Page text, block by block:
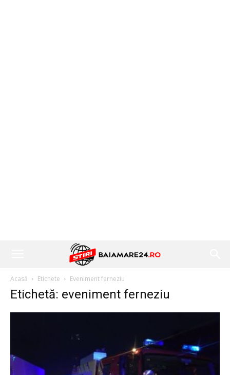
Acasă Etichete Eveniment ferneziu
Etichetă: eveniment ferneziu